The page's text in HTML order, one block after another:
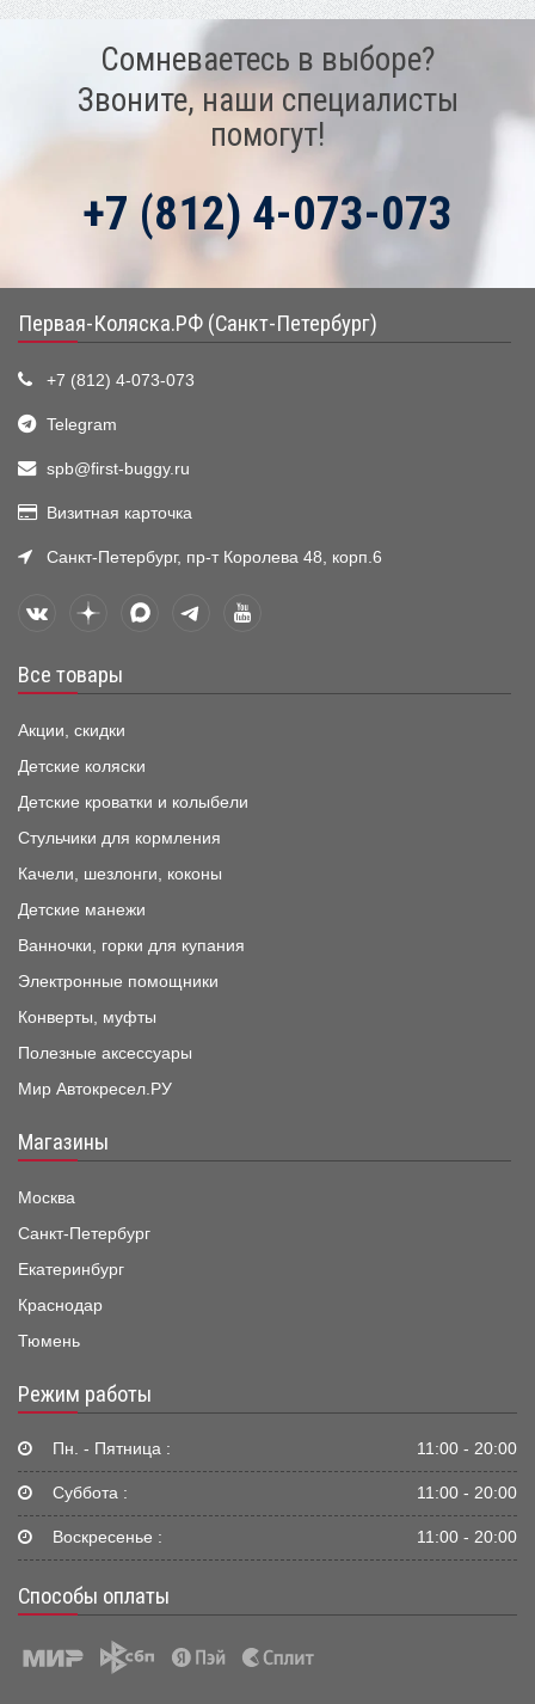
Сомневаетесь в выборе?
Звоните, наши специалисты
помогут!
+7 (812) 4-073-073
Первая-Коляска.РФ (Санкт-Петербург)
+7 (812) 4-073-073
Telegram
spb@first-buggy.ru
Визитная карточка
Санкт-Петербург, пр-т Королева 48, корп.6
Все товары
Акции, скидки
Детские коляски
Детские кроватки и колыбели
Стульчики для кормления
Качели, шезлонги, коконы
Детские манежи
Ванночки, горки для купания
Электронные помощники
Конверты, муфты
Полезные аксессуары
Мир Автокресел.РУ
Магазины
Москва
Санкт-Петербург
Екатеринбург
Краснодар
Тюмень
Режим работы
Пн. - Пятница : 11:00 - 20:00
Суббота : 11:00 - 20:00
Воскресенье : 11:00 - 20:00
Способы оплаты